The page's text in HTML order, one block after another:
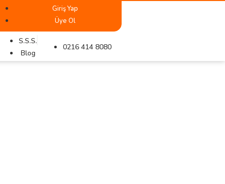
Giriş Yap
Üye Ol
S.S.S.
Blog
0216 414 8080